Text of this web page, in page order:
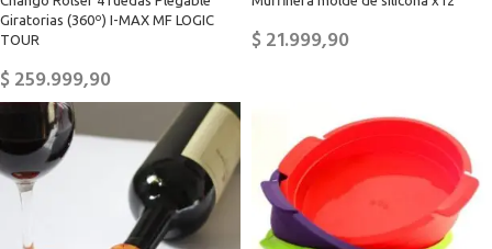
Giratorias (360º) I-MAX MF LOGIC
TOUR
$259.999,90
$21.999,90